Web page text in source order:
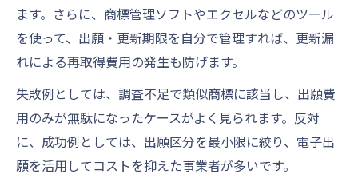
ます。さらに、商標管理ソフトやエクセルなどのツール
を使って、出願・更新期限を自分で管理すれば、更新漏
れによる再取得費用の発生も防げます。
失敗例としては、調査不足で類似商標に該当し、出願費
用のみが無駄になったケースがよく見られます。反対
に、成功例としては、出願区分を最小限に絞り、電子出
願を活用してコストを抑えた事業者が多いです。